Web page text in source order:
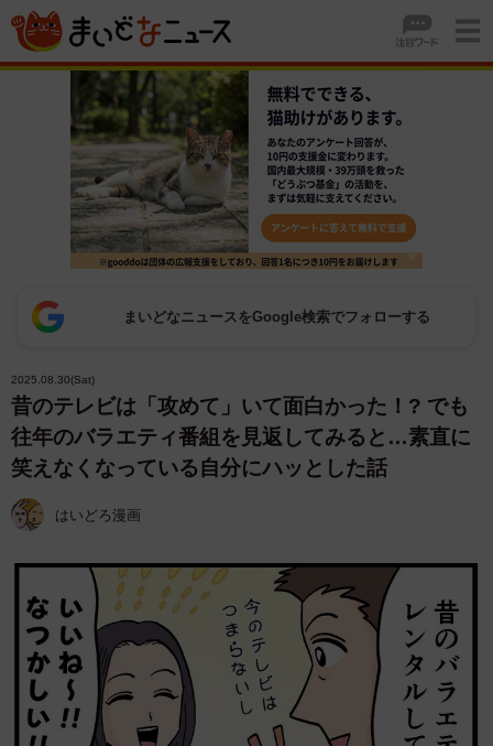
まいどなニュースをGoogle検索でフォローする
2025.08.30(Sat)
昔のテレビは「攻めて」いて面白かった！? でも
往年のバラエティ番組を見返してみると…素直に
笑えなくなっている自分にハッとした話
はいどろ漫画